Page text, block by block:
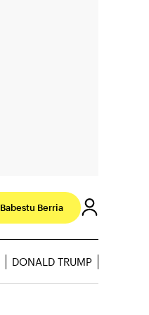
Babestu Berria
DONALD TRUMP